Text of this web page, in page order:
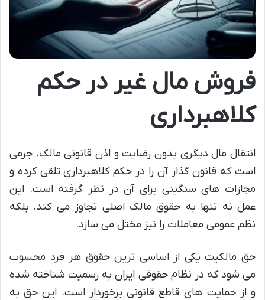
فروش مال غیر در حکم
کلاهبرداری
انتقال مال دیگری بدون رضایت و اذن قانونی مالک، جرمی
است که قانون گذار آن را در حکم کلاهبرداری تلقی کرده و
مجازات های سنگینی برای آن در نظر گرفته است. این
عمل نه تنها به حقوق مالک اصلی تجاوز می کند، بلکه
نظم عمومی معاملات را نیز مختل می سازد.
حق مالکیت یکی از اساسی ترین حقوق هر فرد محسوب
می شود که در نظام حقوقی ایران به رسمیت شناخته شده
و از حمایت های قاطع قانونی برخوردار است. این حق به